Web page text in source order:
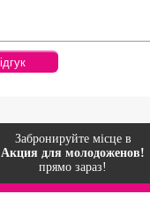
Забронируйте місце в
Акция для молодоженов!
прямо зараз!